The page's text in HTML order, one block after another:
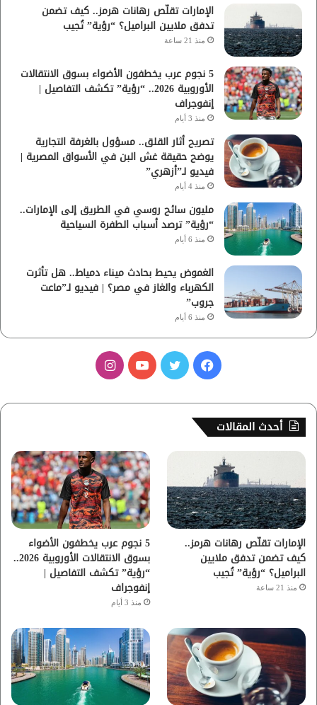
الإمارات تقلّص رهانات هرمز.. كيف تضمن
تدفق ملايين البراميل؟ “رؤية” تُجيب
منذ 21 ساعة
5 نجوم عرب يخطفون الأضواء بسوق الانتقالات
الأوروبية 2026.. “رؤية” تكشف التفاصيل |
إنفوجراف
منذ 3 أيام
تصريح أثار القلق.. مسؤول بالغرفة التجارية
يوضح حقيقة غش البن في الأسواق المصرية |
فيديو لـ”أزهري”
منذ 4 أيام
مليون سائح روسي في الطريق إلى الإمارات..
“رؤية” ترصد أسباب الطفرة السياحية
منذ 6 أيام
الغموض يحيط بحادث ميناء دمياط.. هل تأثرت
الكهرباء والغاز في مصر؟ | فيديو لـ”ماعت
جروب”
منذ 6 أيام
س
ب
ك
ي
و
ب
ت
ق
ر
م
أحدث المقالات
الإمارات تقلّص رهانات هرمز..
كيف تضمن تدفق ملايين
البراميل؟ “رؤية” تُجيب
منذ 21 ساعة
5 نجوم عرب يخطفون الأضواء
بسوق الانتقالات الأوروبية 2026..
“رؤية” تكشف التفاصيل |
إنفوجراف
منذ 3 أيام